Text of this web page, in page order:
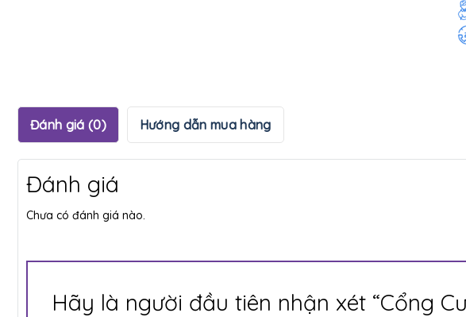
Đánh giá (0) Hướng dẫn mua hàng
Đánh giá
Chưa có đánh giá nào.
Hãy là người đầu tiên nhận xét “Cổng